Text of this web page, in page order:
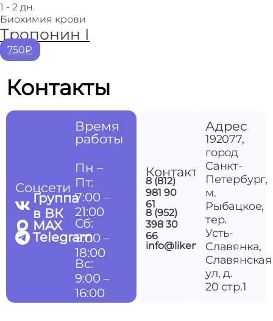
1 - 2 дн.
Биохимия крови
Тропонин I
750₽
Контакты
Контакты
8 (812)
981 90
61
8 (952)
398 30
66
info@likemedspb.ru
Адрес
192077,
город
Санкт-
Петербург,
м.
Рыбацкое,
тер.
Усть-
Славянка,
Славянская
ул, д.
20 стр.1
Соцсети
Группа
в ВК
MAX
Telegram
Время
работы
Пн –
Пт:
7:00 –
21:00
Сб:
9:00 –
18:00
Вс:
9:00 –
16:00